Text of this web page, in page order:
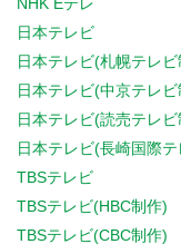
日本テレビ
日本テレビ(札幌テレビ
日本テレビ(中京テレビ
日本テレビ(読売テレビ
日本テレビ(長崎国際
TBSテレビ
TBSテレビ(HBC制作)
TBSテレビ(CBC制作)